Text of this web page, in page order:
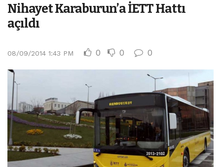
Nihayet Karaburun’a İETT Hattı
açıldı
08/09/2014 1:43 PM 0 0 0